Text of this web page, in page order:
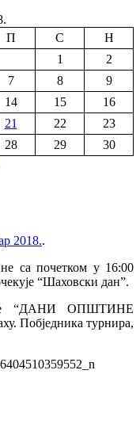
П С
Н
1
2
7 8
9
14 15
16
21 22
23
28 29
30
2018..
са почетком у 16:00
“Шаховски дан”.
“ДАНИ ОПШТИНЕ
Побједника турнира,